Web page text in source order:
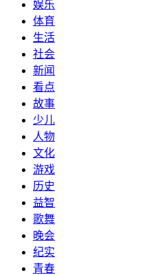
娱乐
体育
生活
社会
新闻
看点
故事
少儿
人物
文化
游戏
历史
益智
歌舞
晚会
纪实
青春